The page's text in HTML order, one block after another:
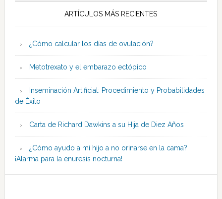
ARTÍCULOS MÁS RECIENTES
¿Cómo calcular los días de ovulación?
Metotrexato y el embarazo ectópico
Inseminación Artificial: Procedimiento y Probabilidades
de Éxito
Carta de Richard Dawkins a su Hija de Diez Años
¿Cómo ayudo a mi hijo a no orinarse en la cama?
¡Alarma para la enuresis nocturna!